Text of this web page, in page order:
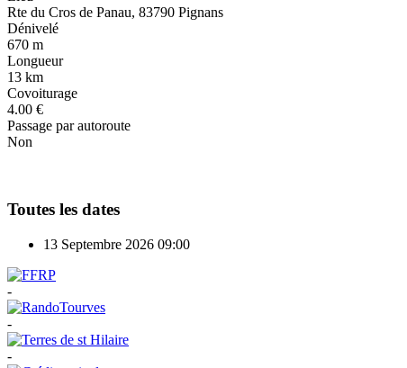
Rte du Cros de Panau, 83790 Pignans
Dénivelé
670 m
Longueur
13 km
Covoiturage
4.00 €
Passage par autoroute
Non
Toutes les dates
13 Septembre 2026 09:00
-
-
-